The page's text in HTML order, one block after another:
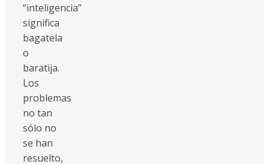
“inteligencia”
significa
bagatela
o
baratija.
Los
problemas
no tan
sólo no
se han
resuelto,